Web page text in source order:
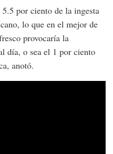
por ciento de la ingesta
lo que en el mejor de
provocaría la
día, o sea el 1 por ciento
anotó.